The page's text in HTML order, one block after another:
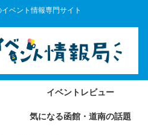
ベント情報専門サイト
イベントレビュー
気になる函館・道南の話題